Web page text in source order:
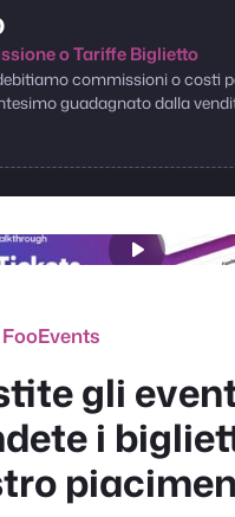
o Tariffe Biglietto
commissioni o costi
guadagnato dalla
gli
i